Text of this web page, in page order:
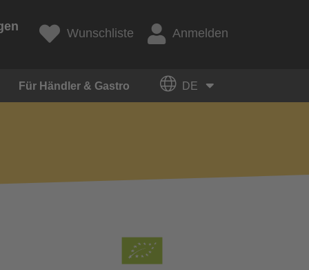
Wunschliste Anmelden
Für Händler & Gastro DE